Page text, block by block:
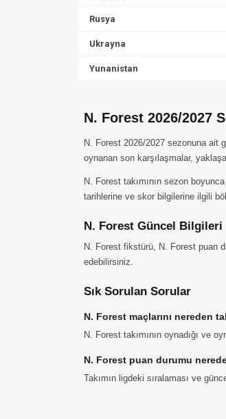
Rusya
Ukrayna
Yunanistan
N. Forest 2026/2027
N. Forest 2026/2027 sezonuna ait
oynanan son karşılaşmalar,
N. Forest takımının sezon
tarihlerine ve skor bilgilerine ilgili
N. Forest Güncel Bilgileri
N. Forest fikstürü, N. Forest puan
edebilirsiniz.
Sık Sorulan Sorular
N. Forest maçlarını nereden
N. Forest takımının oynadığı ve
N. Forest puan durumu
Takımın ligdeki sıralaması ve